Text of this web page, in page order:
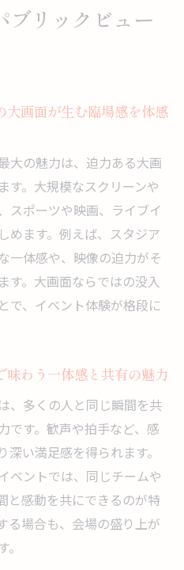
ング会場の雰囲気と盛
ングで楽しむイベント
ブリックビューイング
会場の選び方ガイド
ング会場選びの比較ポ
ブリックビューイング
ング会場の設備やアク
ングの会場選びで失敗
ブリックビューイング
会場の特徴とは
ングで映画や野球が楽
ブリックビュー
大画面が生む臨場感を体感
大の魅力は、迫力ある大画
す。大規模なスクリーンや
スポーツや映画、ライブイ
めます。例えば、スタジア
一体感や、映像の迫力がそ
す。大画面ならではの没入
で、イベント体験が格段に
味わう一体感と共有の魅力
、多くの人と同じ瞬間を共
です。歓声や拍手など、感
い満足感を得られます。
ベントでは、同じチームや
と感動を共にできるのが特
る場合も、会場の盛り上が